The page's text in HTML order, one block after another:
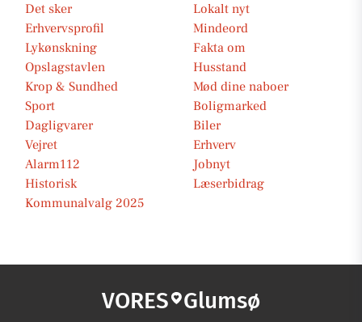
Det sker
Lokalt nyt
Erhvervsprofil
Mindeord
Lykønskning
Fakta om
Opslagstavlen
Husstand
Krop & Sundhed
Mød dine naboer
Sport
Boligmarked
Dagligvarer
Biler
Vejret
Erhverv
Alarm112
Jobnyt
Historisk
Læserbidrag
Kommunalvalg 2025
VORES Glumsø